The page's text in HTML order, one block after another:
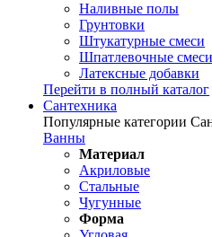
Наливные полы
Грунтовки
Штукатурные смеси
Шпатлевочные смеси
Латексные добавки
Перейти в полный каталог
Сантехника
Популярные категории
Ванны
Материал
Акриловые
Стальные
Чугунные
Форма